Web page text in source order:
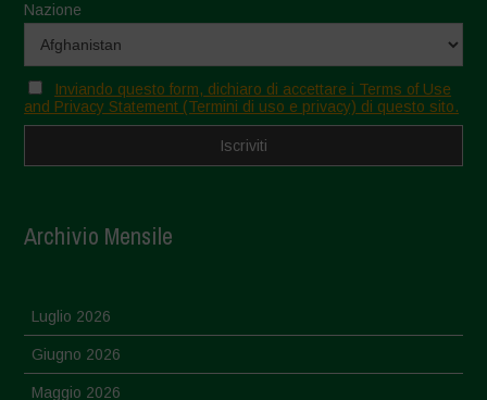
Nazione
Inviando questo form, dichiaro di accettare i Terms of Use
and Privacy Statement (Termini di uso e privacy) di questo sito.
Archivio Mensile
Luglio 2026
Giugno 2026
Maggio 2026